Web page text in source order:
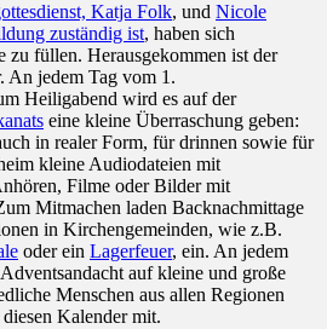
Katja Folk, und Nicole
zuständig ist, haben sich
zu füllen. Herausgekommen ist der
An jedem Tag vom 1.
Heiligabend wird es auf der
eine kleine Überraschung geben:
in realer Form, für drinnen sowie für
kleine Audiodateien mit
Filme oder Bilder mit
Mitmachen laden Backnachmittage
in Kirchengemeinden, wie z.B.
oder ein Lagerfeuer, ein. An jedem
auf kleine und große
Menschen aus allen Regionen
diesen Kalender mit.